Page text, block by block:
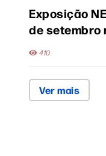
Exposição
de setembro
410
Ver mais